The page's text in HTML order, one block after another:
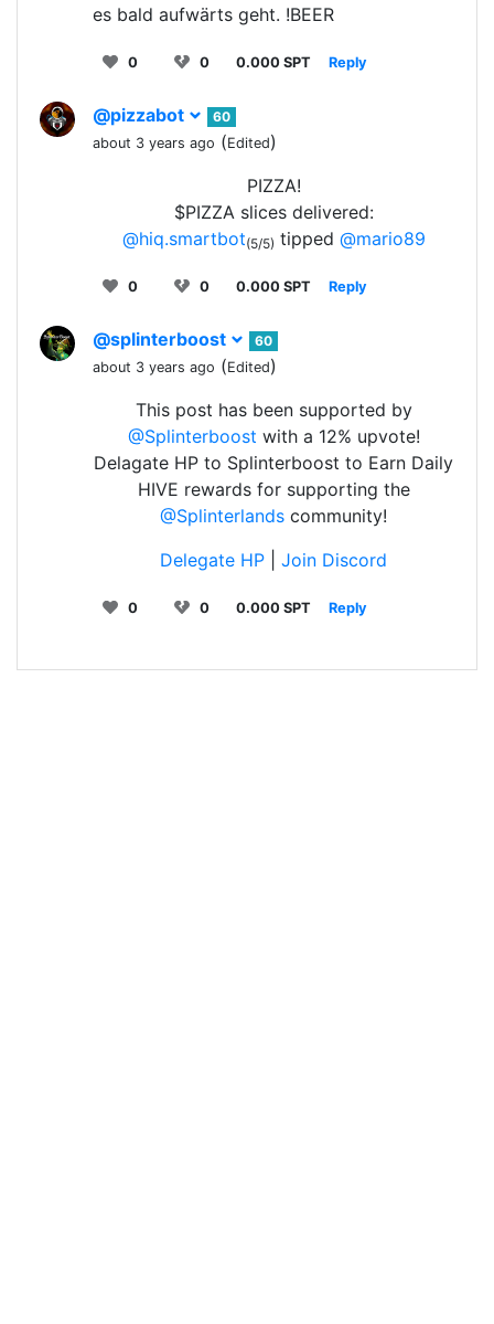
es bald aufwärts geht. !BEER
0 0 0.000 SPT Reply
@pizzabot
60
about 3 years ago (Edited)
PIZZA!
$PIZZA slices delivered:
@hiq.smartbot(5/5) tipped @mario89
0 0 0.000 SPT Reply
@splinterboost
60
about 3 years ago (Edited)
This post has been supported by
@Splinterboost with a 12% upvote!
Delagate HP to Splinterboost to Earn Daily
HIVE rewards for supporting the
@Splinterlands community!
Delegate HP
Join Discord
0 0 0.000 SPT Reply